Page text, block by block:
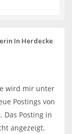
In Herdecke
wird mir unter
Postings von
Das Posting in
angezeigt.